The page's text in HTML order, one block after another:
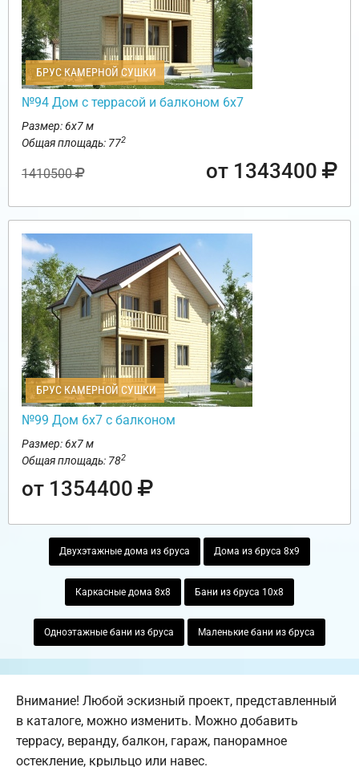
БРУС КАМЕРНОЙ СУШКИ
№94 Дом с террасой и балконом 6х7
Размер: 6х7 м
Общая площадь: 772
1410500 от 1343400
БРУС КАМЕРНОЙ СУШКИ
№99 Дом 6х7 с балконом
Размер: 6х7 м
Общая площадь: 782
от 1354400
Двухэтажные дома из бруса Дома из бруса 8х9
Каркасные дома 8х8 Бани из бруса 10х8
Одноэтажные бани из бруса Маленькие бани из бруса
Внимание! Любой эскизный проект, представленный
в каталоге, можно изменить. Можно добавить
террасу, веранду, балкон, гараж, панорамное
остекление, крыльцо или навес.